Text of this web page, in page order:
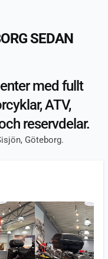
SEDAN
med fullt
ATV,
reservdelar.
Göteborg.